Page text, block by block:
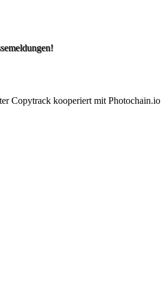
Copytrack kooperiert mit Photochain.io